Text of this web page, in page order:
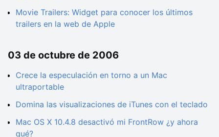
Movie Trailers: Widget para conocer los últimos
trailers en la web de Apple
03 de octubre de 2006
Crece la especulación en torno a un Mac
ultraportable
Domina las visualizaciones de iTunes con el teclado
Mac OS X 10.4.8 desactivó mi FrontRow ¿y ahora
qué?